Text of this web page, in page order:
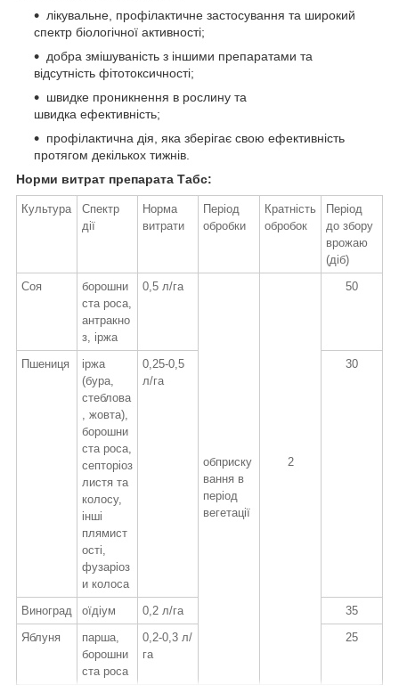
лікувальне, профілактичне застосування та широкий
спектр біологічної активності;
добра змішуваність з іншими препаратами та
відсутність фітотоксичності;
швидке проникнення в рослину та
швидка ефективність;
профілактична дія, яка зберігає свою ефективність
протягом декількох тижнів.
Норми витрат препарата Табс:
Культура
Спектр
дії
Норма
витрати
Період
обробки
Кратність
обробок
Період
до збору
врожаю
(діб)
Соя
борошни
ста роса,
антракно
з, іржа
0,5 л/га
обприску
вання в
період
вегетації
2
50
Пшениця
іржа
(бура,
стеблова
, жовта),
борошни
ста роса,
септоріоз
листя та
колосу,
інші
плямист
ості,
фузаріоз
и колоса
0,25-0,5
л/га
30
Виноград оїдіум 0,2 л/га
35
Яблуня
парша,
борошни
ста роса
0,2-0,3 л/
га
25